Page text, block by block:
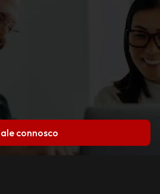
connosco